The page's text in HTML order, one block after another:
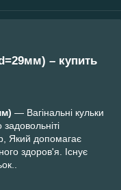
– купить
— Вагінальні кульки
Який допомагає
здоров'я. Існує